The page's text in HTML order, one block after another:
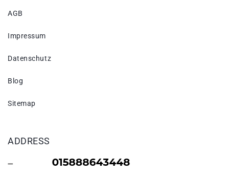
AGB
Impressum
Datenschutz
Blog
Sitemap
ADDRESS